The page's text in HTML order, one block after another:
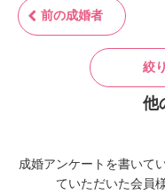
前の成婚者
絞
他
成婚アンケートを書いて
ていただいた会員